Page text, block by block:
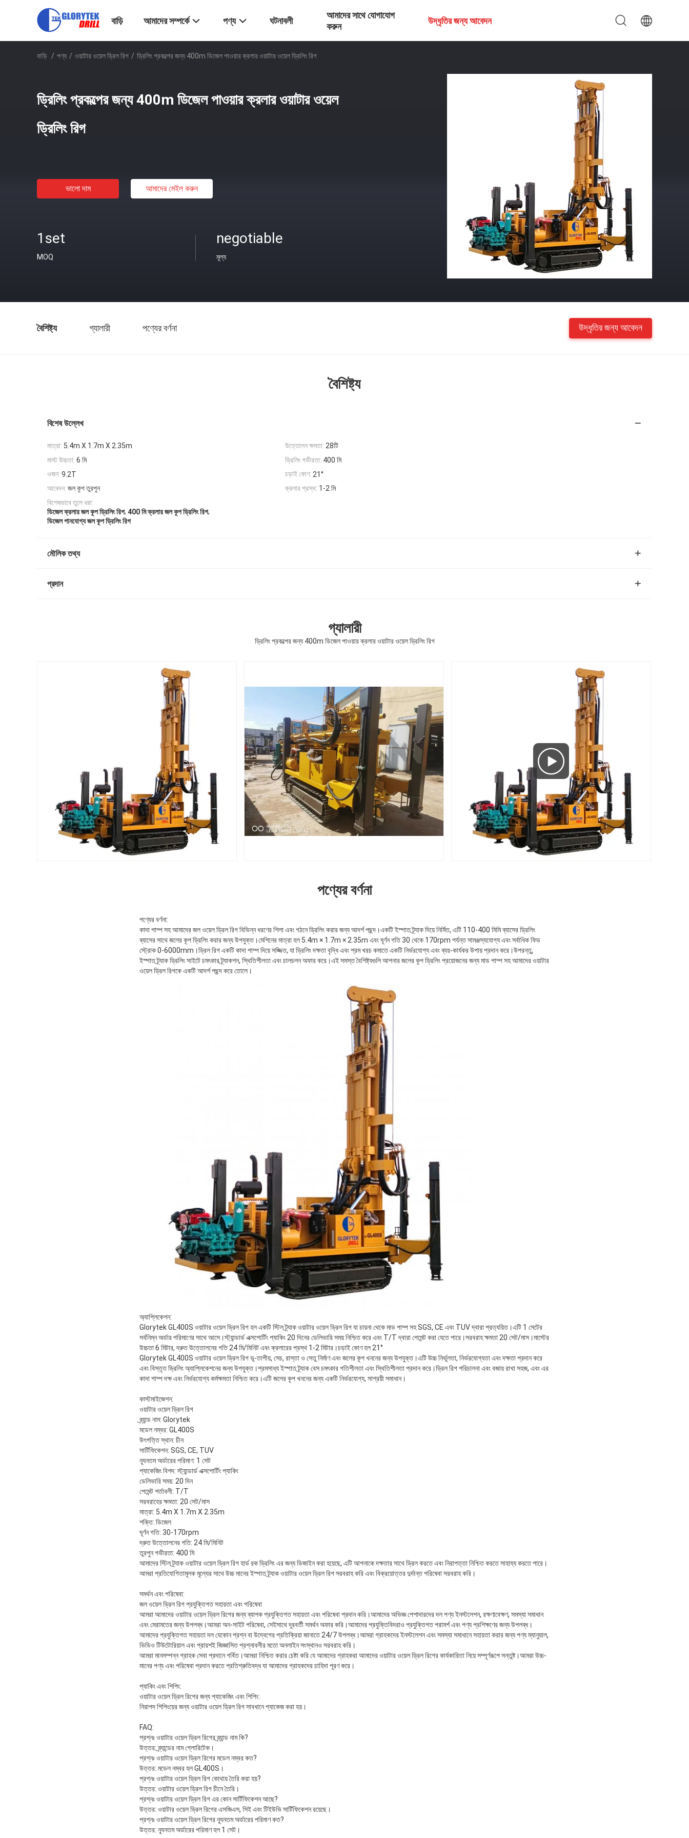
বাড়ি আমাদের সম্পর্কে পণ্য ঘটনাবলী
আমাদের সাথে যোগাযোগ
করুন
উদ্ধৃতির জন্য আবেদন
বাড়ি / পণ্য / ওয়াটার ওয়েল ড্রিল রিগ / ড্রিলিং প্রকল্পের জন্য 400m ডিজেল পাওয়ার ক্রলার ওয়াটার ওয়েল ড্রিলিং রিগ
ড্রিলিং প্রকল্পের জন্য 400m ডিজেল পাওয়ার ক্রলার ওয়াটার ওয়েল
ড্রিলিং রিগ
ভালো দাম আমাদের মেইল ​​করুন
1set
MOQ
negotiable
মূল্য
বৈশিষ্ট্য গ্যালারী পণ্যের বর্ণনা উদ্ধৃতির জন্য আবেদন
বৈশিষ্ট্য
বিশেষ উল্লেখ
মাত্রা: 5.4m X 1.7m X 2.35m উত্তোলন ক্ষমতা: 28টি
মাস্ট উচ্চতা: 6 মি ড্রিলিং গভীরতা: 400 মি
ওজন: 9.2T চড়াই কোণ: 21°
আবেদন: জল কূপ তুরপুন ক্রলার প্রস্থ: 1-2 মি
বিশেষভাবে তুলে ধরা:
ডিজেল ক্রলার জল কূপ ড্রিলিং রিগ, 400 মি ক্রলার জল কূপ ড্রিলিং রিগ,
ডিজেল পানযোগ্য জল কূপ ড্রিলিং রিগ
মৌলিক তথ্য
প্রদান
গ্যালারী
ড্রিলিং প্রকল্পের জন্য 400m ডিজেল পাওয়ার ক্রলার ওয়াটার ওয়েল ড্রিলিং রিগ
পণ্যের বর্ণনা
পণ্যের বর্ণনা:
কাদা পাম্প সহ আমাদের জল ওয়েল ড্রিল রিগ বিভিন্ন ধরণের শিলা এবং গঠনে ড্রিলিং করার জন্য আদর্শ পছন্দ।একটি ইস্পাত ট্র্যাক দিয়ে নির্মিত, এটি 110-400 মিমি ব্যাসের ড্রিলিং
ব্যাসের সাথে জলের কূপ ড্রিলিং করার জন্য উপযুক্ত।মেশিনের মাত্রা হল 5.4m × 1.7m × 2.35m এবং ঘূর্ণন গতি 30 থেকে 170rpm পর্যন্ত সামঞ্জস্যযোগ্য এবং সর্বাধিক ফিড
স্ট্রোক 0-6000mm।ড্রিল রিগ একটি কাদা পাম্প দিয়ে সজ্জিত, যা ড্রিলিং দক্ষতা বৃদ্ধি এবং শ্রম খরচ কমাতে একটি নির্ভরযোগ্য এবং ব্যয়-কার্যকর উপায় প্রদান করে।উপরন্তু,
ইস্পাত ট্র্যাক ড্রিলিং সাইটে চমৎকার ট্র্যাকশন, স্থিতিশীলতা এবং চালচলন অফার করে।এই সমস্ত বৈশিষ্ট্যগুলি আপনার জলের কূপ ড্রিলিং প্রয়োজনের জন্য মাড পাম্প সহ আমাদের ওয়াটার
ওয়েল ড্রিল রিগকে একটি আদর্শ পছন্দ করে তোলে।
অ্যাপ্লিকেশন:
Glorytek GL400S ওয়াটার ওয়েল ড্রিল রিগ হল একটি স্টিল ট্র্যাক ওয়াটার ওয়েল ড্রিল রিগ যা চায়না থেকে মাড পাম্প সহ SGS, CE এবং TUV দ্বারা প্রত্যয়িত।এটি 1 সেটের
সর্বনিম্ন অর্ডার পরিমাণের সাথে আসে।স্ট্যান্ডার্ড এক্সপোর্টিং প্যাকিং 20 দিনের ডেলিভারি সময় নিশ্চিত করে এবং T/T দ্বারা পেমেন্ট করা যেতে পারে।সরবরাহ ক্ষমতা 20 সেট/মাস।মাস্টের
উচ্চতা 6 মিটার, দ্রুত উত্তোলনের গতি 24 মি/মিনিট এবং ক্রলারের প্রস্থ 1-2 মিটার।চড়াই কোণ হল 21°
Glorytek GL400S ওয়াটার ওয়েল ড্রিল রিগ ভূ-তাপীয়, সেচ, রাস্তা ও সেতু নির্মাণ এবং জলের কূপ খননের জন্য উপযুক্ত।এটি উচ্চ নির্ভুলতা, নির্ভরযোগ্যতা এবং দক্ষতা প্রদান করে
এবং বিস্তৃত ড্রিলিং অ্যাপ্লিকেশনের জন্য উপযুক্ত।শ্রমসাধ্য ইস্পাত ট্র্যাক বেস চমৎকার গতিশীলতা এবং স্থিতিশীলতা প্রদান করে।ড্রিল রিগ পরিচালনা এবং বজায় রাখা সহজ, এবং এর
কাদা পাম্প দক্ষ এবং নির্ভরযোগ্য কর্মক্ষমতা নিশ্চিত করে।এটি জলের কূপ খননের জন্য একটি নির্ভরযোগ্য, সাশ্রয়ী সমাধান।
কাস্টমাইজেশন:
ওয়াটার ওয়েল ড্রিল রিগ
ব্র্যান্ড নাম: Glorytek
মডেল নম্বর: GL400S
উৎপত্তি স্থান: চীন
সার্টিফিকেশন: SGS, CE, TUV
ন্যূনতম অর্ডারের পরিমাণ: 1 সেট
প্যাকেজিং বিশদ: স্ট্যান্ডার্ড এক্সপোর্টিং প্যাকিং
ডেলিভারি সময়: 20 দিন
পেমেন্ট শর্তাবলী: T/T
সরবরাহের ক্ষমতা: 20 সেট/মাস
মাত্রা: 5.4m X 1.7m X 2.35m
শক্তি: ডিজেল
ঘূর্ণন গতি: 30-170rpm
দ্রুত উত্তোলনের গতি: 24 মি/মিনিট
তুরপুন গভীরতা: 400 মি
আমাদের স্টিল ট্র্যাক ওয়াটার ওয়েল ড্রিল রিগ হার্ড রক ড্রিলিং এর জন্য ডিজাইন করা হয়েছে, এটি আপনাকে দক্ষতার সাথে ড্রিল করতে এবং নিরাপত্তা নিশ্চিত করতে সাহায্য করতে পারে।
আমরা প্রতিযোগিতামূলক মূল্যের সাথে উচ্চ মানের ইস্পাত ট্র্যাক ওয়াটার ওয়েল ড্রিল রিগ সরবরাহ করি এবং বিক্রয়োত্তর দুর্দান্ত পরিষেবা সরবরাহ করি।
সমর্থন এবং পরিষেবা:
জল ওয়েল ড্রিল রিগ প্রযুক্তিগত সহায়তা এবং পরিষেবা
আমরা আমাদের ওয়াটার ওয়েল ড্রিল রিগের জন্য ব্যাপক প্রযুক্তিগত সহায়তা এবং পরিষেবা প্রদান করি।আমাদের অভিজ্ঞ পেশাদারদের দল পণ্য ইনস্টলেশন, রক্ষণাবেক্ষণ, সমস্যা সমাধান
এবং মেরামতের জন্য উপলব্ধ।আমরা অন-সাইট পরিষেবা, সেইসাথে দূরবর্তী সমর্থন অফার করি।আমাদের প্রযুক্তিবিদরাও প্রযুক্তিগত পরামর্শ এবং পণ্য প্রশিক্ষণের জন্য উপলব্ধ।
আমাদের প্রযুক্তিগত সহায়তা দল যেকোন প্রশ্ন বা উদ্বেগের প্রতিক্রিয়া জানাতে 24/7 উপলব্ধ।আমরা গ্রাহকদের ইনস্টলেশন এবং সমস্যা সমাধানে সহায়তা করার জন্য পণ্য ম্যানুয়াল,
ভিডিও টিউটোরিয়াল এবং প্রায়শই জিজ্ঞাসিত প্রশ্নাবলীর মতো অনলাইন সংস্থানও সরবরাহ করি।
আমরা মানসম্পন্ন গ্রাহক সেবা প্রদানে গর্বিত।আমরা নিশ্চিত করার চেষ্টা করি যে আমাদের গ্রাহকরা আমাদের ওয়াটার ওয়েল ড্রিল রিগের কার্যকারিতা নিয়ে সম্পূর্ণরূপে সন্তুষ্ট।আমরা উচ্চ-
মানের পণ্য এবং পরিষেবা প্রদান করতে প্রতিশ্রুতিবদ্ধ যা আমাদের গ্রাহকদের চাহিদা পূরণ করে।
প্যাকিং এবং শিপিং:
ওয়াটার ওয়েল ড্রিল রিগের জন্য প্যাকেজিং এবং শিপিং:
নিরাপদ শিপিংয়ের জন্য ওয়াটার ওয়েল ড্রিল রিগ সাবধানে প্যাকেজ করা হয়।
FAQ:
প্রশ্নঃ ওয়াটার ওয়েল ড্রিল রিগের ব্র্যান্ড নাম কি?
উত্তর: ব্র্যান্ডের নাম গ্লোরিটেক।
প্রশ্নঃ ওয়াটার ওয়েল ড্রিল রিগের মডেল নম্বর কত?
উত্তর: মডেল নম্বর হল GL400S।
প্রশ্নঃ ওয়াটার ওয়েল ড্রিল রিগ কোথায় তৈরি করা হয়?
উত্তর: ওয়াটার ওয়েল ড্রিল রিগ চীনে তৈরি।
প্রশ্নঃ ওয়াটার ওয়েল ড্রিল রিগ এর কোন সার্টিফিকেশন আছে?
উত্তর: ওয়াটার ওয়েল ড্রিল রিগের এসজিএস, সিই এবং টিইউভি সার্টিফিকেশন রয়েছে।
প্রশ্নঃ ওয়াটার ওয়েল ড্রিল রিগের ন্যূনতম অর্ডারের পরিমাণ কত?
উত্তর: ন্যূনতম অর্ডারের পরিমাণ হল 1 সেট।